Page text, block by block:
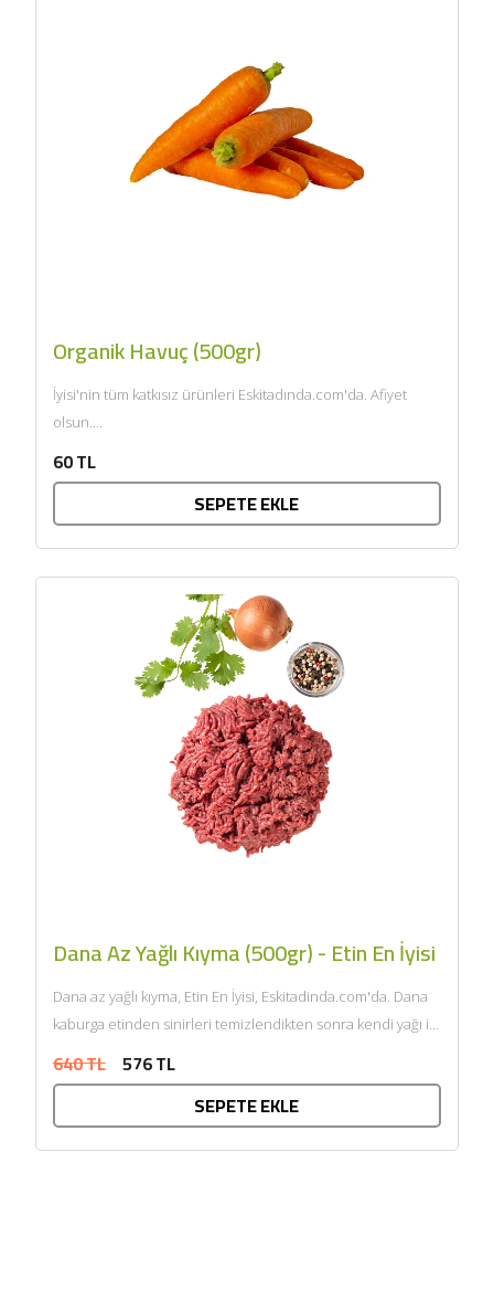
Organik Havuç (500gr)
İyisi'nin tüm katkısız ürünleri Eskitadında.com'da. Afiyet
olsun....
60 TL
SEPETE EKLE
Dana Az Yağlı Kıyma (500gr) - Etin En İyisi
Dana az yağlı kıyma, Etin En İyisi, Eskitadinda.com'da. Dana
kaburga etinden sinirleri temizlendikten sonra kendi yağı ile
640 TL 576 TL
SEPETE EKLE